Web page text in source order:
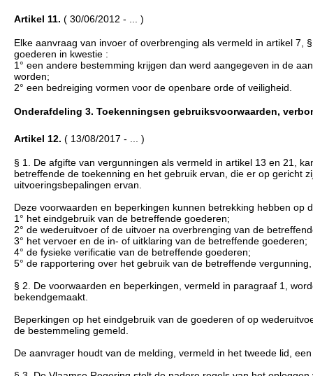
Artikel 11. ( 30/06/2012 - ... )
Elke aanvraag van invoer of overbrenging als vermeld in artikel
goederen in kwestie :
1° een andere bestemming krijgen dan werd aangegeven in de
worden;
2° een bedreiging vormen voor de openbare orde of veiligheid.
Onderafdeling 3. Toekenningsen gebruiksvoorwaarden,
Artikel 12. ( 13/08/2017 - ... )
§ 1. De afgifte van vergunningen als vermeld in artikel 13 en 21,
betreffende de toekenning en het gebruik ervan, die er op gericht
uitvoeringsbepalingen ervan.
Deze voorwaarden en beperkingen kunnen betrekking hebben op
1° het eindgebruik van de betreffende goederen;
2° de wederuitvoer of de uitvoer na overbrenging van de
3° het vervoer en de in- of uitklaring van de betreffende goederen;
4° de fysieke verificatie van de betreffende goederen;
5° de rapportering over het gebruik van de betreffende
§ 2. De voorwaarden en beperkingen, vermeld in paragraaf 1,
bekendgemaakt.
Beperkingen op het eindgebruik van de goederen of op
de bestemmeling gemeld.
De aanvrager houdt van de melding, vermeld in het tweede lid,